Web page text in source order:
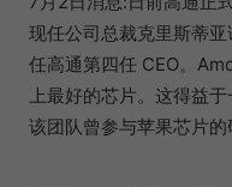
现任公司总裁克里斯蒂
任高通第四任 CEO。
上最好的芯片。这得益
该团队曾参与苹果芯片的